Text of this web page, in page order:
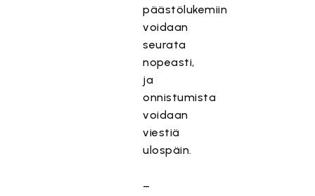
päästölukemiin
voidaan
seurata
nopeasti,
ja
onnistumista
voidaan
viestiä
ulospäin.
–